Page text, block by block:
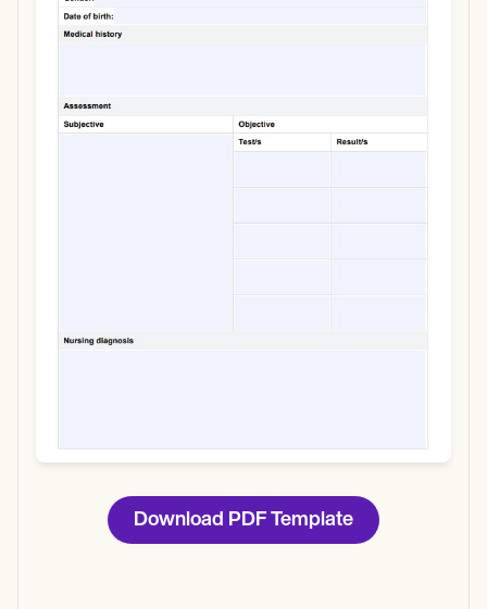
Use Template
Download PDF Template